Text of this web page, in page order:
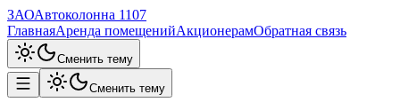
ЗАОАвтоколонна 1107
ГлавнаяАренда помещенийАкционерамОбратная связь
Сменить тему
Сменить тему